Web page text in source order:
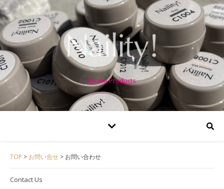
Rootia Products
TOP > お問い合せ > お問い合わせ
Contact Us